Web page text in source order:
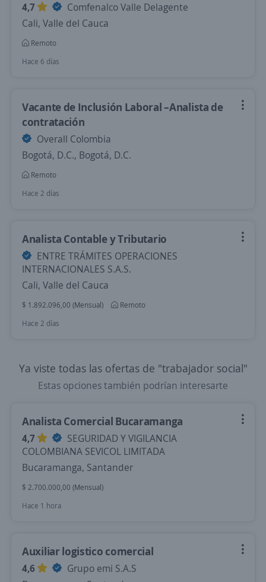
4,7
Comfenalco Valle Delagente
Cali, Valle del Cauca
Remoto
Hace 6 días
Vacante de Inclusión Laboral –Analista de
contratación
Overall Colombia
Bogotá, D.C., Bogotá, D.C.
Remoto
Hace 2 días
Analista Contable y Tributario
ENTRE TRÁMITES OPERACIONES
INTERNACIONALES S.A.S.
Cali, Valle del Cauca
$ 1.892.096,00 (Mensual)
Remoto
Hace 2 días
Ya viste todas las ofertas de "trabajador social"
Estas opciones también podrían interesarte
Analista Comercial Bucaramanga
4,7
SEGURIDAD Y VIGILANCIA
COLOMBIANA SEVICOL LIMITADA
Bucaramanga, Santander
$ 2.700.000,00 (Mensual)
Hace 1 hora
Auxiliar logistico comercial
4,6
Grupo emi S.A.S